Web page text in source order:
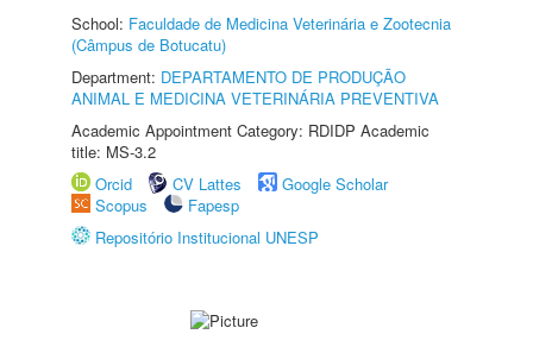
School: Faculdade de Medicina Veterinária e Zootecnia
(Câmpus de Botucatu)
Department: DEPARTAMENTO DE PRODUÇÃO
ANIMAL E MEDICINA VETERINÁRIA PREVENTIVA
Academic Appointment Category: RDIDP Academic
title: MS-3.2
Orcid
CV Lattes
Google Scholar
Scopus
Fapesp
Repositório Institucional UNESP